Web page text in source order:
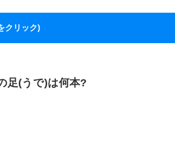
クリック)
足(うで)は何本?